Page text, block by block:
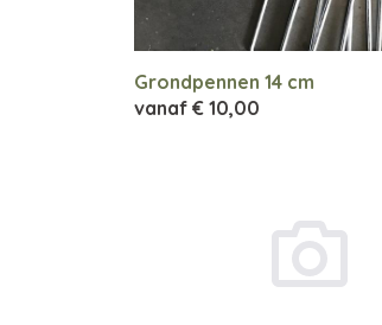
Grondpennen 14 cm
vanaf € 10,00